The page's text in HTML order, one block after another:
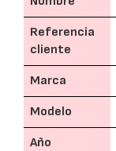
Referencia
cliente
Marca
Modelo
Año